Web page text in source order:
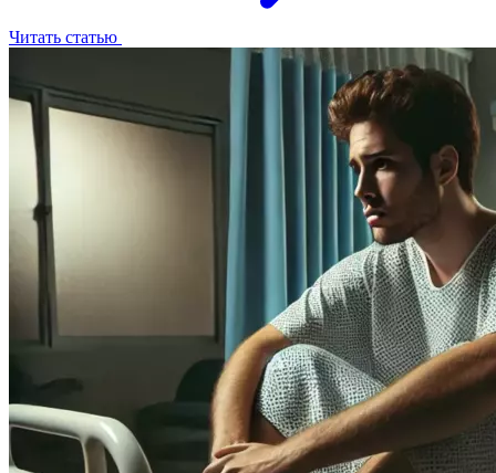
Читать статью